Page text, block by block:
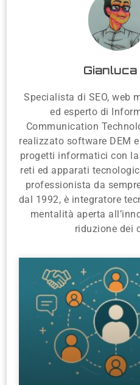
Gianluca
Specialista di SEO, web
ed esperto di
Communication
realizzato software DEM
progetti informatici con
reti ed apparati
professionista da
dal 1992, è integratore
mentalità aperta
riduzione dei